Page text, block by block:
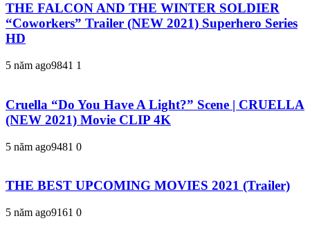
THE FALCON AND THE WINTER SOLDIER
“Coworkers” Trailer (NEW 2021) Superhero Series
HD
5 năm ago9841 1
Cruella “Do You Have A Light?” Scene | CRUELLA
(NEW 2021) Movie CLIP 4K
5 năm ago9481 0
THE BEST UPCOMING MOVIES 2021 (Trailer)
5 năm ago9161 0